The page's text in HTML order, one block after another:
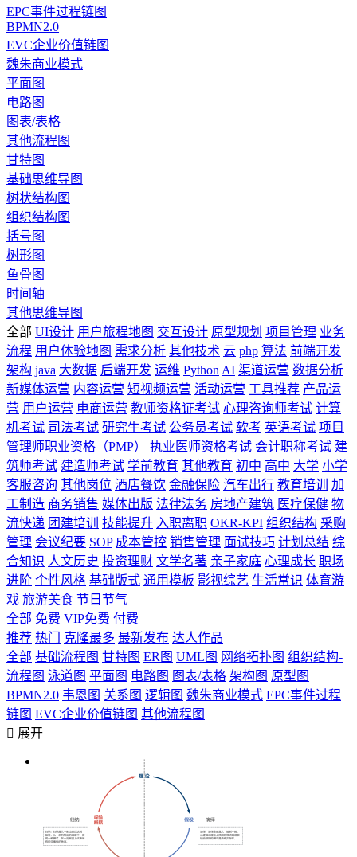
EPC事件过程链图
BPMN2.0
EVC企业价值链图
魏朱商业模式
平面图
电路图
图表/表格
其他流程图
甘特图
基础思维导图
树状结构图
组织结构图
括号图
树形图
鱼骨图
时间轴
其他思维导图
全部 UI设计 用户旅程地图 交互设计 原型规划 项目管理 业务
流程 用户体验地图 需求分析 其他技术 云 php 算法 前端开发
架构 java 大数据 后端开发 运维 Python AI 渠道运营 数据分析
新媒体运营 内容运营 短视频运营 活动运营 工具推荐 产品运
营 用户运营 电商运营 教师资格证考试 心理咨询师考试 计算
机考试 司法考试 研究生考试 公务员考试 软考 英语考试 项目
管理师职业资格（PMP）
执业医师资格考试 会计职称考试 建
筑师考试 建造师考试 学前教育 其他教育 初中 高中 大学 小学
客服咨询 其他岗位 酒店餐饮 金融保险 汽车出行 教育培训
加
工制造 商务销售 媒体出版 法律法务 房地产建筑 医疗保健 物
流快递 团建培训 技能提升 入职离职 OKR-KPI 组织结构 采购
管理 会议纪要 SOP 成本管控 销售管理 面试技巧 计划总结 综
合知识 人文历史 投资理财 文学名著 亲子家庭 心理成长 职场
进阶 个性风格 基础版式 通用模板 影视综艺 生活常识 体育游
戏 旅游美食 节日节气
全部 免费 VIP免费 付费
推荐 热门 克隆最多 最新发布 达人作品
全部 基础流程图 甘特图 ER图 UML图 网络拓扑图 组织结构-
流程图 泳道图 平面图 电路图 图表/表格 架构图 原型图
BPMN2.0 韦恩图 关系图 逻辑图 魏朱商业模式 EPC事件过程
链图 EVC企业价值链图 其他流程图
 展开